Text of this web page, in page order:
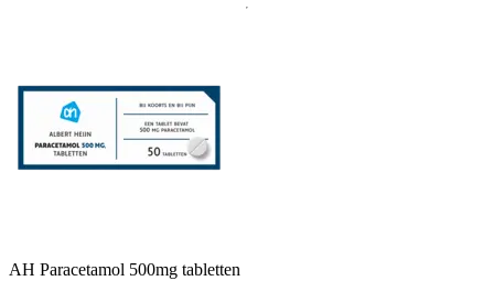
AH Paracetamol 500mg tabletten